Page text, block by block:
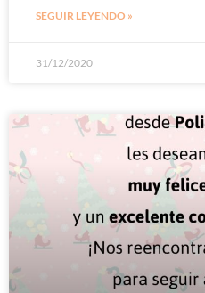
SEGUIR LEYENDO »
31/12/2020